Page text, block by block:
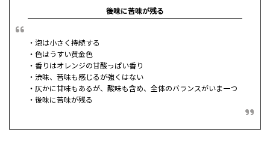
後味に苦味が残る
・泡は小さく持続する
・色はうすい黄金色
・香りはオレンジの甘酸っぱい香り
・渋味、苦味も感じるが強くはない
・仄かに甘味もあるが、酸味も含め、全体のバランスがいま一つ
・後味に苦味が残る